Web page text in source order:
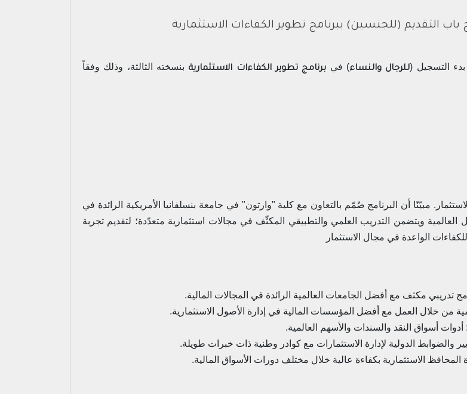
التقديم (للجنسين) ببرنامج تطوير الكفاءات الاستثمارية
التسجيل (للرجال والنساء) في برنامج تطوير الكفاءات الاستثمارية بنسخته الثالثة، وذلك وفقاً
مبيّنًا أن البرنامج صُمّم بالتعاون مع كلية "وارتون" في جامعة بنسلفانيا الأمريكية الرائدة في
ويتضمن التدريب العلمي والتطبيقي المكثّف في مجالات استثمارية متعدّدة؛ لتقديم تجربة
الواعدة في مجال الاستثمار
تدريبي مكثف مع أفضل الجامعات العالمية الرائدة في المجالات المالية.
من خلال العمل مع أفضل المؤسسات المالية في إدارة الأصول الاستثمارية.
أسواق النقد والسندات والأسهم العالمية.
والضوابط الدولية لإدارة الاستثمارات مع كوادر وطنية ذات خبرات طويلة.
الاستثمارية بكفاءة عالية خلال مختلف دورات الأسواق المالية.